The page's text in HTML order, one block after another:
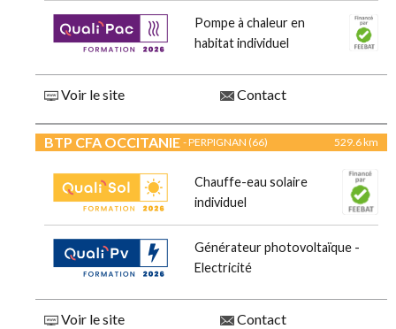
Pompe à chaleur en
habitat individuel
Voir le site Contact
BTP CFA OCCITANIE - PERPIGNAN (66) 529.6 km
Chauffe-eau solaire
individuel
Générateur photovoltaïque -
Electricité
Voir le site Contact